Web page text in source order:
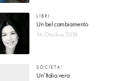
LIBRI
Un bel cambiamento
16 Ottobre 2018
SOCIETA'
Un’Italia vera